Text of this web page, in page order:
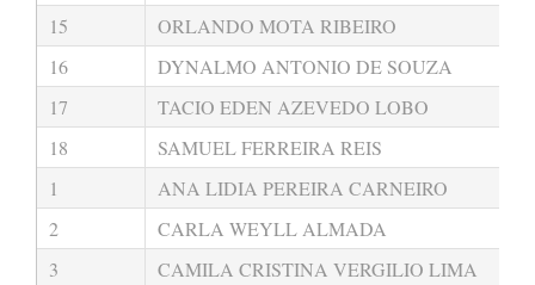
15
ORLANDO MOTA RIBEIRO
16
DYNALMO ANTONIO DE SOUZA
17
TACIO EDEN AZEVEDO LOBO
18
SAMUEL FERREIRA REIS
1
ANA LIDIA PEREIRA CARNEIRO
2
CARLA WEYLL ALMADA
3
CAMILA CRISTINA VERGILIO LIMA